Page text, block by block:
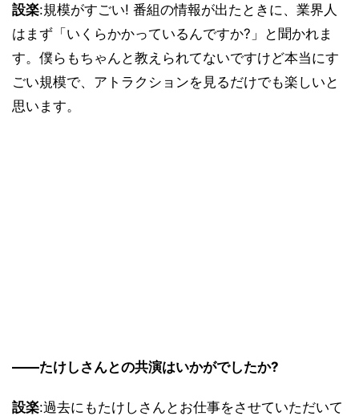
設楽:規模がすごい! 番組の情報が出たときに、業界人
はまず「いくらかかっているんですか?」と聞かれま
す。僕らもちゃんと教えられてないですけど本当にす
ごい規模で、アトラクションを見るだけでも楽しいと
思います。
――たけしさんとの共演はいかがでしたか?
設楽:過去にもたけしさんとお仕事をさせていただいて